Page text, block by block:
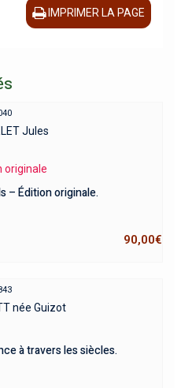
IMPRIMER LA PAGE
Jules
originale
– Édition originale.
90,00€
née Guizot
à travers les siècles.